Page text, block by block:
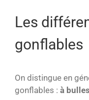
Les
gonflables
On distingue en
gonflables : à